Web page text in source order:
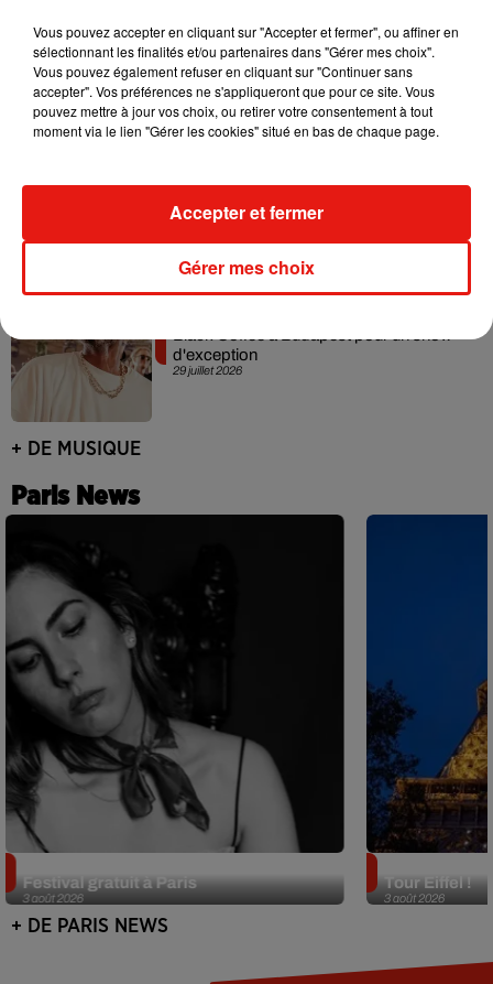
31 juillet 2026
Angèle officialise la sortie de "Run" avec
Amelie Lens
30 juillet 2026
Tomorrowland 2026 : le Top 10 des
titres les plus joués
29 juillet 2026
d'exception
+ DE MUSIQUE
Paris News
3 août 2026
Festival gratuit à Paris
3 août 2026
Tour Eiffel !
+ DE PARIS NEWS
Vous pouvez accepter en cliquant sur "Accepter et fermer", ou affiner en
sélectionnant les finalités et/ou partenaires dans "Gérer mes choix".
Vous pouvez également refuser en cliquant sur "Continuer sans
accepter". Vos préférences ne s'appliqueront que pour ce site. Vous
pouvez mettre à jour vos choix, ou retirer votre consentement à tout
moment via le lien "Gérer les cookies" situé en bas de chaque page.
Gérer mes choix
Accepter et fermer